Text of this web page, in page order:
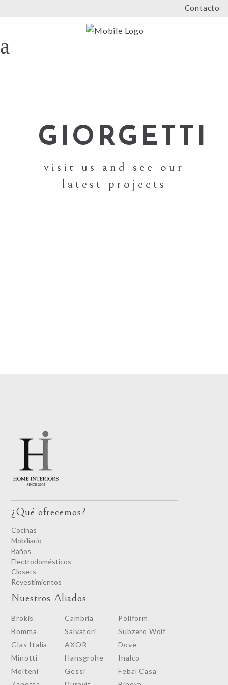
Contacto
GIORGETTI
visit us and see our
latest projects
¿Qué ofrecemos?
Cocinas
Mobiliario
Baños
Electrodomésticos
Closets
Revestimientos
Nuestros Aliados
Brokis
Bomma
Glas Italia
Minotti
Molteni
Cambria
Salvatori
AXOR
Hansgrohe
Gessi
Poliform
Subzero Wolf
Dove
Inalco
Febal Casa